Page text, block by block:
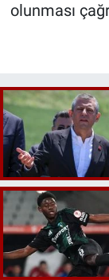
olunması